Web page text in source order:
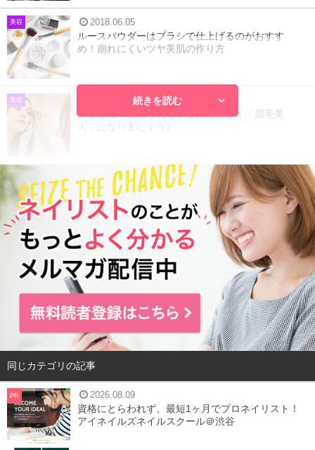
美容 2018.06.05
ルースパウダーはブラシで仕上げるのがおすす
め！崩れにくいツヤ美肌の作り方
美容 2017.02.15
お客様に一番見られているのはここ！「眉毛美
人」になりましょう♪
続きを読む
同じカテゴリの記事
PR 2026.08.09
資格にとらわれず、最短1ヶ月でプロネイリスト！
アイネイルズネイルスクール＠渋谷